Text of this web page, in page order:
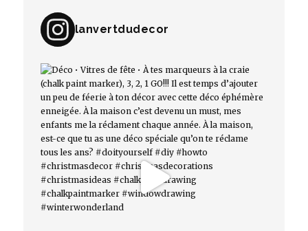
lanvertdudecor